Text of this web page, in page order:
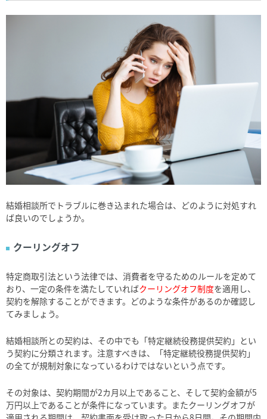
結婚相談所でトラブルに巻き込まれた場合は、どのように対処すれ
ば良いのでしょうか。
クーリングオフ
特定商取引法という法律では、消費者を守るためのルールを定めて
おり、一定の条件を満たしていればクーリングオフ制度を適用し、
契約を解除することができます。どのような条件があるのか確認し
てみましょう。
結婚相談所との契約は、その中でも「特定継続役務提供契約」とい
う契約に分類されます。注意すべきは、「特定継続役務提供契約」
の全てが規制対象になっているわけではないという点です。
その対象は、契約期間が2カ月以上であること、そして契約金額が5
万円以上であることが条件になっています。またクーリングオフが